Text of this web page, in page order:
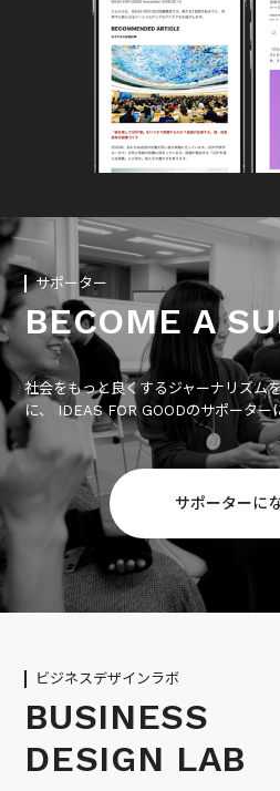
サポーター
BECOME A
社会をもっと良くするジャーナリズム
に、 IDEAS FOR GOODのサポーター
サポーターに
ビジネスデザインラボ
BUSINESS
DESIGN LAB